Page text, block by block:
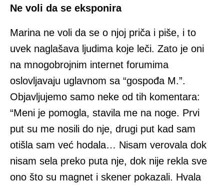
Ne voli da se eksponira
Marina ne voli da se o njoj priča i piše, i to
uvek naglašava ljudima koje leči. Zato je oni
na mnogobrojnim internet forumima
oslovljavaju uglavnom sa “gospođa M.”.
Objavljujemo samo neke od tih komentara:
“Meni je pomogla, stavila me na noge. Prvi
put su me nosili do nje, drugi put kad sam
otišla sam već hodala… Nisam verovala dok
nisam sela preko puta nje, dok nije rekla sve
ono što su magnet i skener pokazali. Hvala